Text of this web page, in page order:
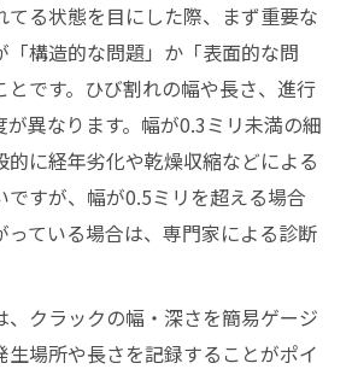
てる状態を目にした際、まず重要な
「構造的な問題」か「表面的な問
です。ひび割れの幅や長さ、進行
異なります。幅が0.3ミリ未満の細
的に経年劣化や乾燥収縮などによる
ですが、幅が0.5ミリを超える場合
っている場合は、専門家による診断
、クラックの幅・深さを簡易ゲージ
場所や長さを記録することがポイ